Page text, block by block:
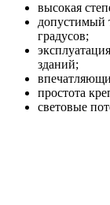
высокая
допустимый
градусов;
зданий;
простота
световые